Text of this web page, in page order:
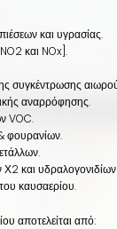
και υγρασίας.
και NOx].
συγκέντρωσης
αναρρόφησης.
VOC.
φουρανίων.
Χ2 και
καυσαερίου.
αποτελείται από: